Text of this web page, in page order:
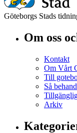
Göteborgs Stads
Om oss
Kontakt
Om Vårt
Till
Så
Arkiv